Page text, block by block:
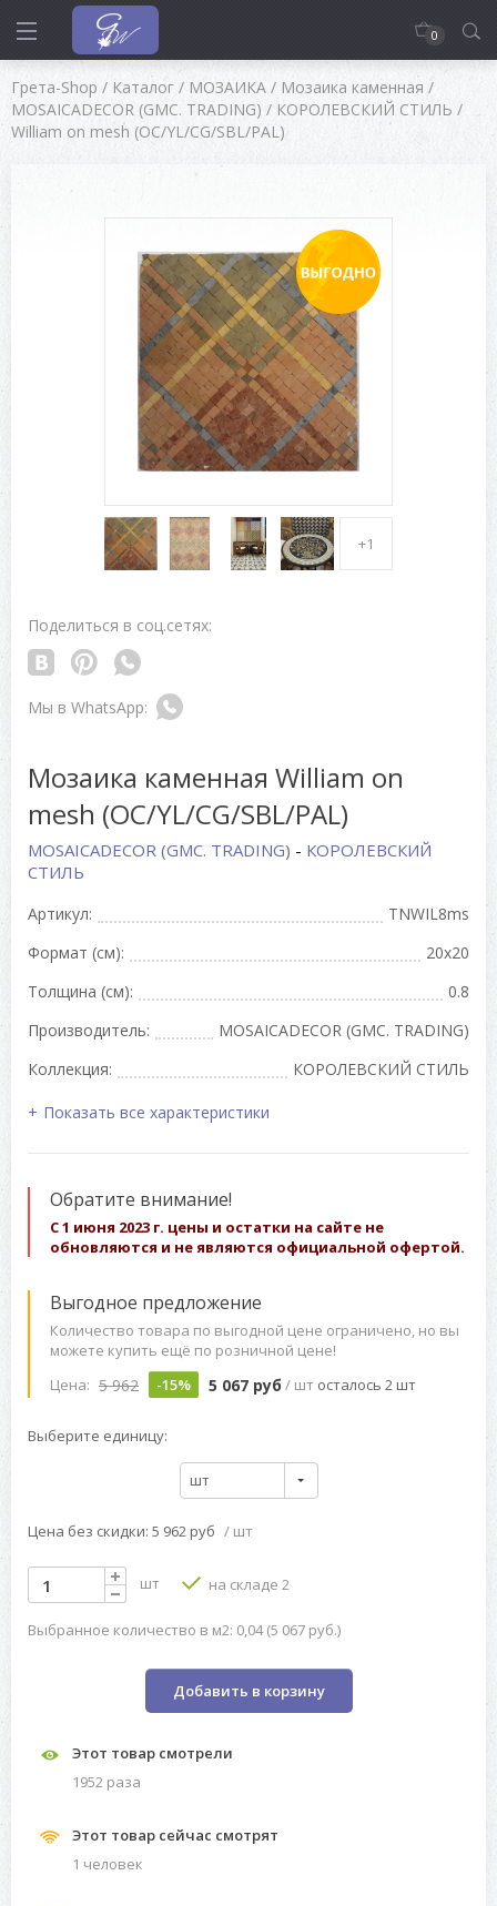
0
Грета-Shop / Каталог / МОЗАИКА / Мозаика каменная /
MOSAICADECOR (GMC. TRADING) / КОРОЛЕВСКИЙ СТИЛЬ /
William on mesh (OC/YL/CG/SBL/PAL)
+1
Поделиться в соц.сетях:
Мозаика каменная William on
mesh (OC/YL/CG/SBL/PAL)
MOSAICADECOR (GMC. TRADING) - КОРОЛЕВСКИЙ
СТИЛЬ
Артикул:
TNWIL8ms
Формат (см):
20x20
Толщина (см):
0.8
Производитель:
MOSAICADECOR (GMC. TRADING)
Коллекция:
КОРОЛЕВСКИЙ СТИЛЬ
Показать все характеристики
Обратите внимание!
С 1 июня 2023 г. цены и остатки на сайте не
обновляются и не являются официальной офертой.
Выгодное предложение
Количество товара по выгодной цене ограничено, но вы
можете купить ещё по розничной цене!
Цена: 5 962 -15% 5 067 руб / шт осталось 2 шт
Выберите единицу:
шт
Цена без скидки: 5 962 руб / шт
шт на складе 2
Выбранное количество в м2: 0,04 (5 067 руб.)
Добавить в корзину
Этот товар смотрели
1952 разa
Этот товар сейчас смотрят
1 человек